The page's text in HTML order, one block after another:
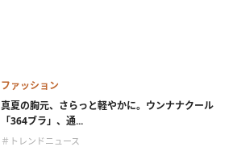
ファッション
真夏の胸元、さらっと軽やかに。ウンナナクール
「364ブラ」、通...
＃トレンドニュース